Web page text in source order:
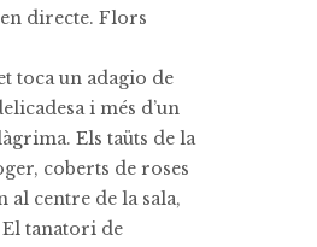
directe. Flors
toca un adagio de
i més d’un
Els taüts de la
coberts de roses
al centre de la sala,
El tanatori de